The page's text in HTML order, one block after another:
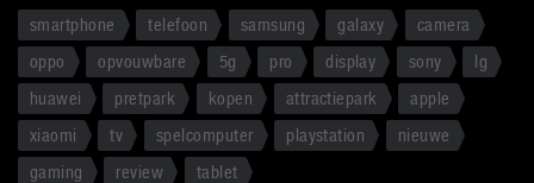
smartphone telefoon samsung galaxy
camera
oppo
opvouwbare 5g pro display sony
lg
huawei
pretpark kopen attractiepark
apple
xiaomi
tv spelcomputer playstation
nieuwe
gaming
review tablet